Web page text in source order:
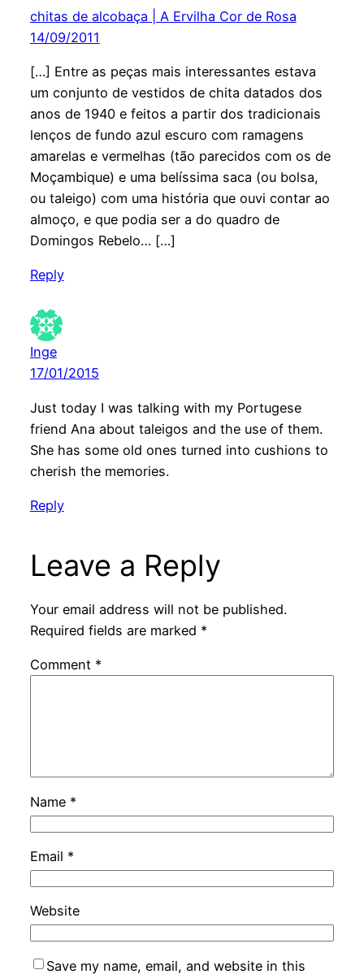
chitas de alcobaça | A Ervilha Cor de Rosa
14/09/2011
[…] Entre as peças mais interessantes estava
um conjunto de vestidos de chita datados dos
anos de 1940 e feitos a partir dos tradicionais
lenços de fundo azul escuro com ramagens
amarelas e vermelhas (tão parecidos com os de
Moçambique) e uma belíssima saca (ou bolsa,
ou taleigo) com uma história que ouvi contar ao
almoço, e que podia ser a do quadro de
Domingos Rebelo… […]
Reply
Inge
17/01/2015
Just today I was talking with my Portugese
friend Ana about taleigos and the use of them.
She has some old ones turned into cushions to
cherish the memories.
Reply
Leave a Reply
Your email address will not be published.
Required fields are marked *
Comment *
Name *
Email *
Website
Save my name, email, and website in this